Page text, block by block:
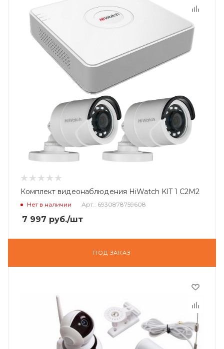
Комплект видеонаблюдения HiWatch KIT 1 C2M2
Нет в наличии Арт.: 6930878759608
7 997 руб./шт
ПОД ЗАКАЗ